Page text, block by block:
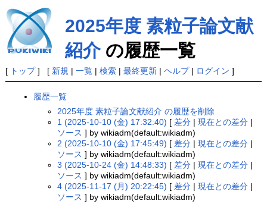
2025年度 素粒子論文献
紹介の履歴一覧
[ トップ] [ 新規 | 一覧| 検索| 最終更新| ヘルプ| ログイン ]
履歴一覧
2025年度 素粒子論文献紹介 の履歴を削除
1 (2025-10-10 (金) 17:32:40) [ 差分 |現在との差分 |
ソース ] by wikiadm(default:wikiadm)
2 (2025-10-10 (金) 17:45:49) [ 差分 |現在との差分 |
ソース ] by wikiadm(default:wikiadm)
3 (2025-10-24 (金) 14:48:33) [ 差分 |現在との差分 |
ソース ] by wikiadm(default:wikiadm)
4 (2025-11-17 (月) 20:22:45) [ 差分 |現在との差分 |
ソース ] by wikiadm(default:wikiadm)